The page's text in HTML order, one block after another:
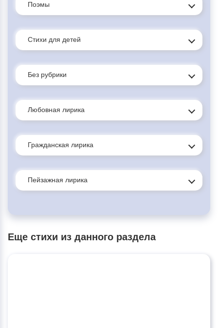
Поэмы
Стихи для детей
Без рубрики
Любовная лирика
Гражданская лирика
Пейзажная лирика
Еще стихи из данного раздела